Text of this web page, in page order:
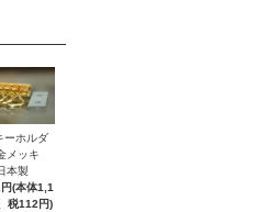
ーホルダ
メッキ
本製
(本体1,1
税112円)